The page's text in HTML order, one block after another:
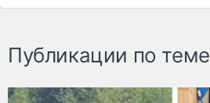
Публикации по теме